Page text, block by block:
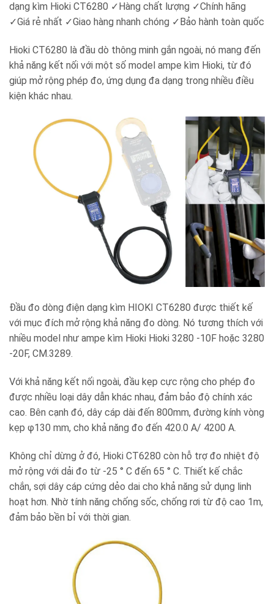
dạng kìm Hioki CT6280 ✓Hàng chất lượng ✓Chính hãng
✓Giá rẻ nhất ✓Giao hàng nhanh chóng ✓Bảo hành toàn quốc
Hioki CT6280 là đầu dò thông minh gắn ngoài, nó mang đến
khả năng kết nối với một số model ampe kìm Hioki, từ đó
giúp mở rộng phép đo, ứng dụng đa dạng trong nhiều điều
kiện khác nhau.
Đầu đo dòng điện dạng kìm HIOKI CT6280 được thiết kế
với mục đích mở rộng khả năng đo dòng. Nó tương thích với
nhiều model như ampe kìm Hioki Hioki 3280 -10F hoặc 3280
-20F, CM.3289.
Với khả năng kết nối ngoài, đầu kẹp cực rộng cho phép đo
được nhiều loại dây dẫn khác nhau, đảm bảo độ chính xác
cao. Bên cạnh đó, dây cáp dài đến 800mm, đường kính vòng
kẹp φ130 mm, cho khả năng đo đến 420.0 A/ 4200 A.
Không chỉ dừng ở đó, Hioki CT6280 còn hỗ trợ đo nhiệt độ
mở rộng với dải đo từ -25 ° C đến 65 ° C. Thiết kế chắc
chắn, sợi dây cáp cứng dẻo dai cho khả năng sử dụng linh
hoạt hơn. Nhờ tính năng chống sốc, chống rơi từ độ cao 1m,
đảm bảo bền bỉ với thời gian.